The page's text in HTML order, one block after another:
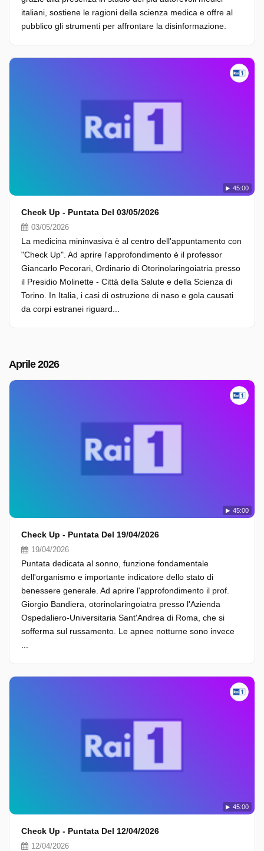
italiani, sostiene le ragioni della scienza medica e offre al
pubblico gli strumenti per affrontare la disinformazione.
45:00
Check Up - Puntata Del 03/05/2026
03/05/2026
La medicina mininvasiva è al centro dell'appuntamento con
"Check Up". Ad aprire l'approfondimento è il professor
Giancarlo Pecorari, Ordinario di Otorinolaringoiatria presso
il Presidio Molinette - Città della Salute e della Scienza di
Torino. In Italia, i casi di ostruzione di naso e gola causati
da corpi estranei riguard...
Aprile 2026
45:00
Check Up - Puntata Del 19/04/2026
19/04/2026
Puntata dedicata al sonno, funzione fondamentale
dell'organismo e importante indicatore dello stato di
benessere generale. Ad aprire l'approfondimento il prof.
Giorgio Bandiera, otorinolaringoiatra presso l'Azienda
Ospedaliero-Universitaria Sant'Andrea di Roma, che si
sofferma sul russamento. Le apnee notturne sono invece
45:00
Check Up - Puntata Del 12/04/2026
12/04/2026